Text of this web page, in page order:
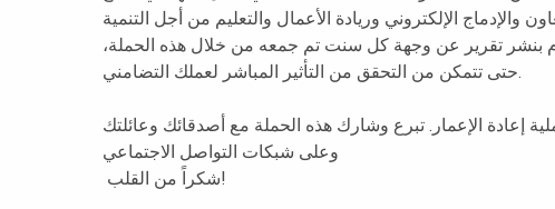
بنشر تقرير عن وجهة كل سنت تم جمعه من خلال هذه الحملة،
حتى تتمكن من التحقق من التأثير المباشر لعملك التضامني.
إعادة الإعمار. تبرع وشارك هذه الحملة مع أصدقائك وعائلتك
شكراً من القلب!